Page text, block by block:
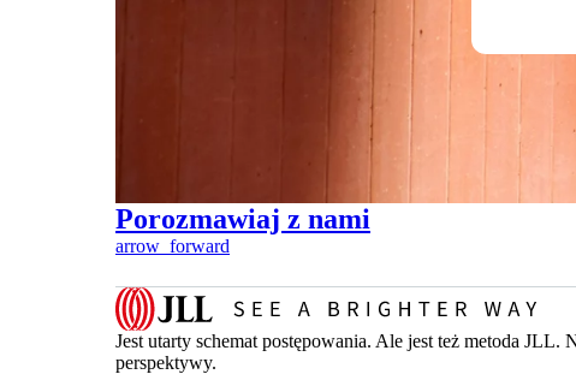
Porozmawiaj z nami
arrow_forward
Jest utarty schemat postępowania. Ale jest też metoda
perspektywy.